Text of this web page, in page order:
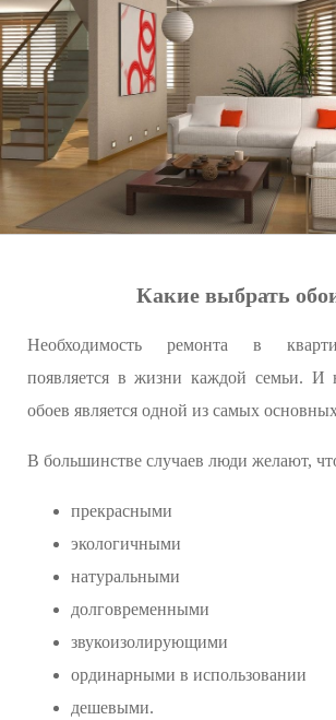
Какие выбрать
Необходимость ремонта в
появляется в жизни каждой семьи. И
обоев является одной из самых
В большинстве случаев люди желают,
прекрасными
экологичными
натуральными
долговременными
звукоизолирующими
ординарными в использовании
дешевыми.